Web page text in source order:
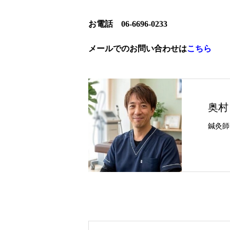
お電話 06-6696-0233
メールでのお問い合わせはこちら
奥